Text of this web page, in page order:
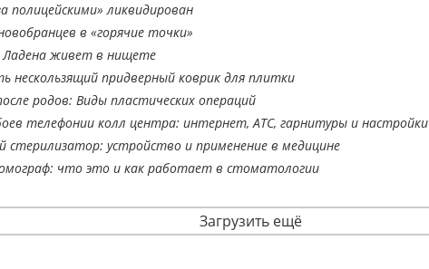
полицейскими» ликвидирован
в «горячие точки»
Ладена живет в нищете
нескользящий придверный коврик для плитки
родов: Виды пластических операций
телефонии колл центра: интернет, АТС, гарнитуры и настройки
стерилизатор: устройство и применение в медицине
что это и как работает в стоматологии
Загрузить ещё